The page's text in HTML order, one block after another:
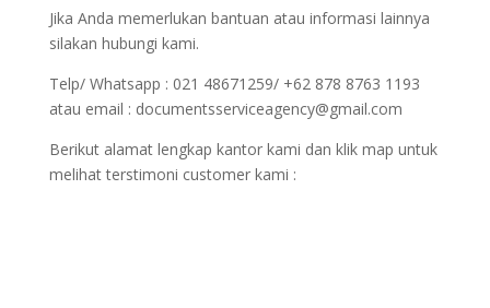
Jika Anda memerlukan bantuan atau informasi lainnya
silakan hubungi kami.
Telp/ Whatsapp : 021 48671259/ +62 878 8763 1193
atau email : documentsserviceagency@gmail.com
Berikut alamat lengkap kantor kami dan klik map untuk
melihat terstimoni customer kami :